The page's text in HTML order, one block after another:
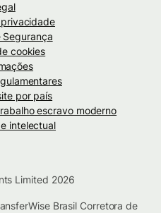
Segurança
cookies
por país
escravo moderno
intelectual
Limited 2026
Brasil Corretora de